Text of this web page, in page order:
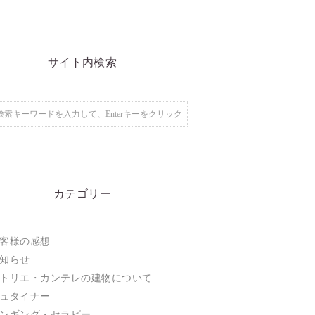
サイト内検索
カテゴリー
様の感想
らせ
リエ・カンテレの建物について
タイナー